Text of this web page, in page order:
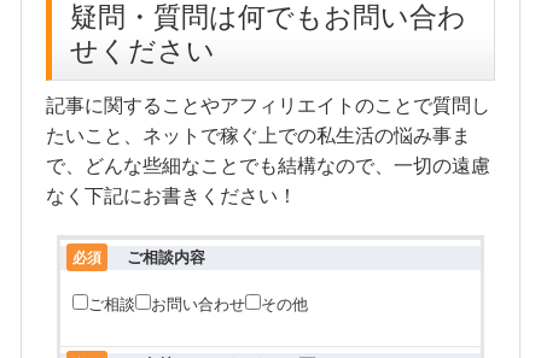
疑問・質問は何でもお問い合わ
せください
記事に関することやアフィリエイトのことで質問し
たいこと、ネットで稼ぐ上での私生活の悩み事ま
で、どんな些細なことでも結構なので、一切の遠慮
なく下記にお書きください！
必須 ご相談内容
ご相談 お問い合わせ その他